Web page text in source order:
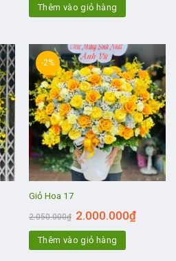
Thêm vào giỏ hàng
-2%
Giỏ Hoa 17
2.050.000₫ 2.000.000₫
Thêm vào giỏ hàng